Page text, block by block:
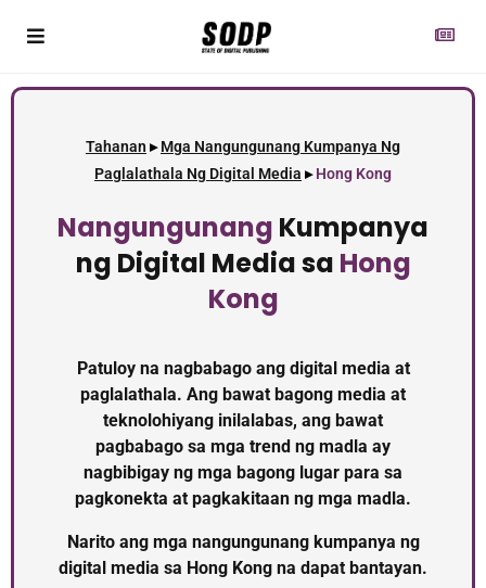
Tahanan ▸Mga Nangungunang Kumpanya Ng
Paglalathala Ng Digital Media ▸Hong Kong
Nangungunang Kumpanya
ng Digital Media sa Hong
Kong
Patuloy na nagbabago ang digital media at
paglalathala. Ang bawat bagong media at
teknolohiyang inilalabas, ang bawat
pagbabago sa mga trend ng madla ay
nagbibigay ng mga bagong lugar para sa
pagkonekta at pagkakitaan ng mga madla.
Narito ang mga nangungunang kumpanya ng
digital media sa Hong Kong na dapat bantayan.